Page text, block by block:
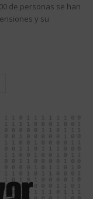
de personas se han
y su